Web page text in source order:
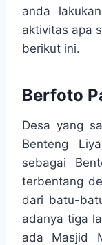
anda
aktivitas apa
berikut ini.
Berfoto
Desa yang
Benteng
sebagai
terbentang
dari batu-
adanya tiga
ada Masjid